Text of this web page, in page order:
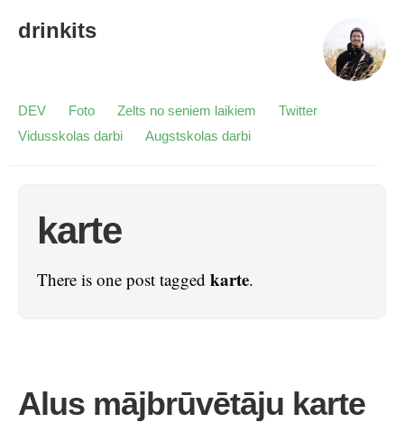
drinkits
DEV Foto Zelts no seniem laikiem
Twitter
Vidusskolas darbi
Augstskolas darbi
karte
There is one post tagged karte.
Alus mājbrūvētāju karte